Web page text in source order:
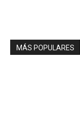
MÁS POPULARES